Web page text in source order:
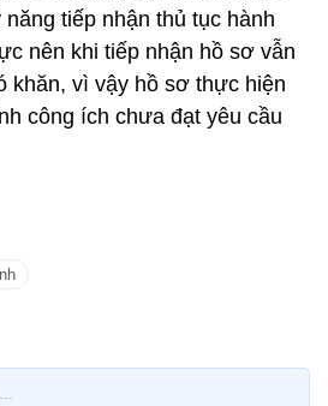
tiếp nhận thủ tục hành
nên khi tiếp nhận hồ sơ vẫn
khăn, vì vậy hồ sơ thực hiện
công ích chưa đạt yêu cầu